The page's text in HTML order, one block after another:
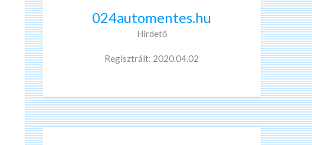
024automentes.hu
Hirdető
Regisztrált: 2020.04.02